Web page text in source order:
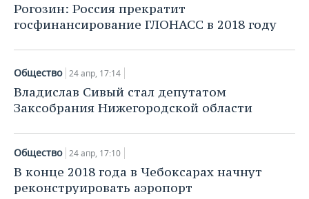
Рогозин: Россия прекратит
госфинансирование ГЛОНАСС в 2018 году
Общество 24 апр, 17:14
Владислав Сивый стал депутатом
Заксобрания Нижегородской области
Общество 24 апр, 17:10
В конце 2018 года в Чебоксарах начнут
реконструировать аэропорт